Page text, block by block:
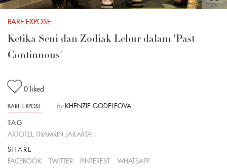
BARE EXPOSE
Ketika Seni dan Zodiak Lebur dalam 'Past
Continuous'
0 liked
BARE EXPOSE by KHENZIE GODELEOVA
TAG
ARTOTEL THAMRIN JAKARTA
SHARE
FACEBOOK
TWITTER PINTEREST WHATSAPP